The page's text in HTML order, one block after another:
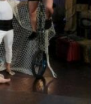
XI EDICIÓN EHME